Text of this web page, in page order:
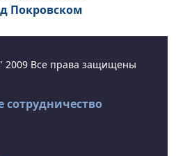
Покровском
2009 Все права защищены